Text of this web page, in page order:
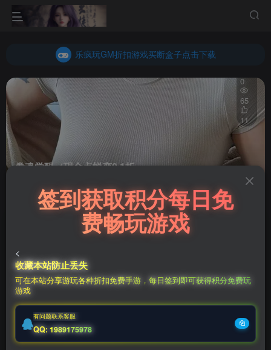
乐疯玩GM折扣游戏买断盒子点击下载
乐疯玩GM折扣游戏买断盒子点击下载
内玩折扣游戏买断盒子点击下载
拳魂觉醒（现金点蜕变0.1折
官服买断 正文
0
65
11
拳魂觉醒（现金点蜕变0.1折
此内容为免费资源，请登录后查看
免费资源
签到获取积分每日免
费畅玩游戏
<
收藏本站防止丢失
可在本站分享游玩各种折扣免费手游，每日签到即可获得积分免费玩
游戏
有问题联系客服
QQ: 1989175978